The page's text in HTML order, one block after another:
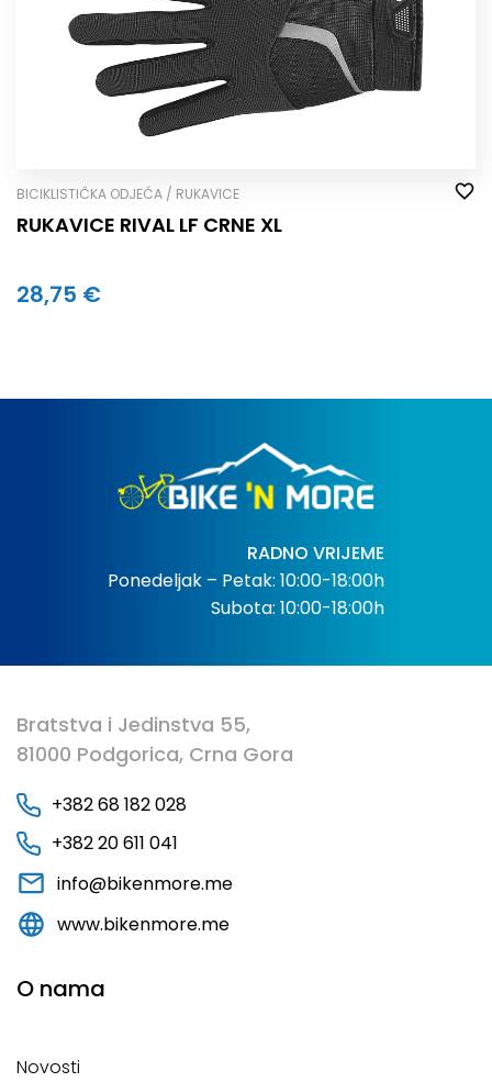
BICIKLISTIČKA ODJEĆA / RUKAVICE
RUKAVICE RIVAL LF CRNE XL
28,75 €
RADNO VRIJEME
Ponedeljak – Petak: 10:00-18:00h
Subota: 10:00-18:00h
Bratstva i Jedinstva 55,
81000 Podgorica, Crna Gora
+382 68 182 028
+382 20 611 041
info@bikenmore.me
www.bikenmore.me
O nama
Novosti